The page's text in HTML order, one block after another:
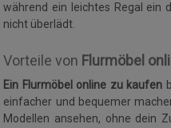
während ein leichtes Regal ein
nicht überlädt.
Vorteile von Flurmöbel
Ein Flurmöbel online zu kaufen
einfacher und bequemer
Modellen ansehen, ohne dein